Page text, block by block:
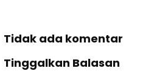
Tidak ada komentar
Tinggalkan Balasan